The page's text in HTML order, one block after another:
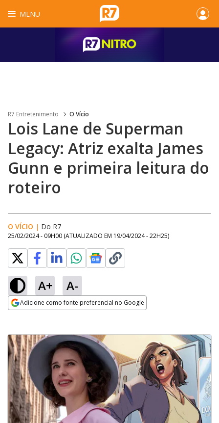
MENU
R7 Entretenimento O Vício
Lois Lane de Superman
Legacy: Atriz exalta James
Gunn e primeira leitura do
roteiro
O VÍCIO | Do R7
25/02/2024 - 09H00 (ATUALIZADO EM 19/04/2024 - 22H25)
A+ A-
Adicione como fonte preferencial no Google